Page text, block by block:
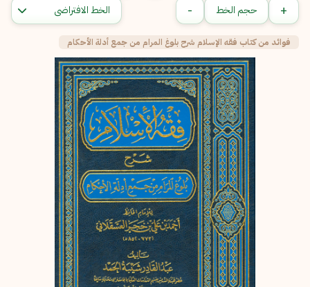
إرسال إلغاء
+ حجم الخط -
فوائد من كتاب فقه الإسلام شرح بلوغ المرام من جمع أدلة الأحكام